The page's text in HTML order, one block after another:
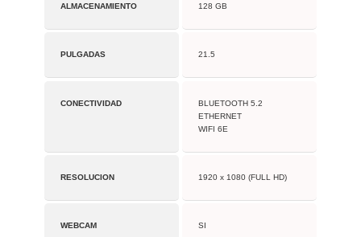
ALMACENAMIENTO 128 GB
PULGADAS 21.5
CONECTIVIDAD
BLUETOOTH 5.2
ETHERNET
WIFI 6E
RESOLUCION 1920 x 1080 (FULL HD)
WEBCAM SI